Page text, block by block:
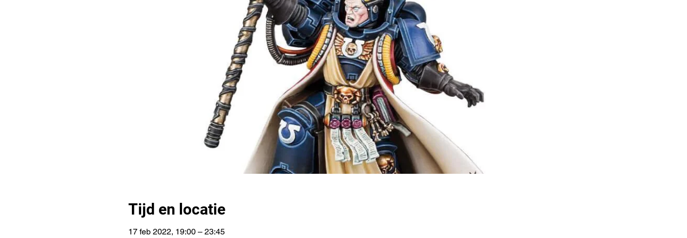
Tijd en locatie
17 feb 2022, 19:00 – 23:45